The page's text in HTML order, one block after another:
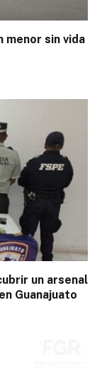
menor sin vida
un arsenal
Guanajuato